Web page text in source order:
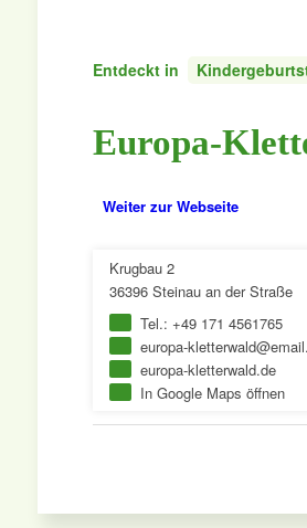
Entdeckt in
Europa-
Weiter zur Webseite
Krugbau 2
36396 Steinau an der Straße
Tel.: +49 171 4561765
europa-
europa-kletterwald.de
In Google Maps öffnen